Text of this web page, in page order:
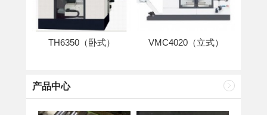
TH6350（卧式） VMC4020（立式）
产品中心